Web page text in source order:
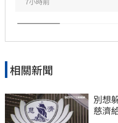
看1430元。惟投資人仍
率波動等潛在風險。投資
審慎評估。
相關新聞
別想
慈濟